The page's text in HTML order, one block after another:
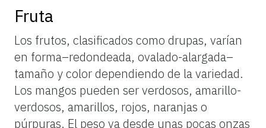
Fruta
Los frutos, clasificados como drupas, varían
en forma–redondeada, ovalado-alargada–
tamaño y color dependiendo de la variedad.
Los mangos pueden ser verdosos, amarillo-
verdosos, amarillos, rojos, naranjas o
púrpuras. El peso va desde unas pocas onzas